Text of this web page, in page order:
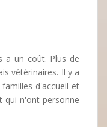
a un coût. Plus de
vétérinaires. Il y a
d'accueil et
qui n'ont personne